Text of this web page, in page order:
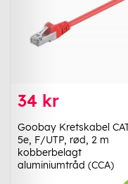
34 kr
Goobay Kretskabel
5e, F/UTP, rød, 2 m
kobberbelagt
aluminiumtråd (CCA)